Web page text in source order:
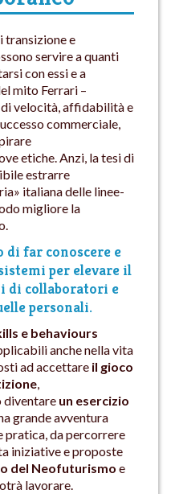
transizione e
servire a quanti
con essi e a
mito Ferrari –
velocità, affidabilità e
commerciale,
etiche. Anzi, la tesi di
estrarre
italiana delle linee-
migliore la
di farconoscere e
per elevare il
di collaboratori e
personali.
e behaviours
anche nella vita
ad accettare il gioco
,
diventare un esercizio
grande avventura
pratica, da percorrere
iniziative e proposte
del Neofuturismo e
lavorare.